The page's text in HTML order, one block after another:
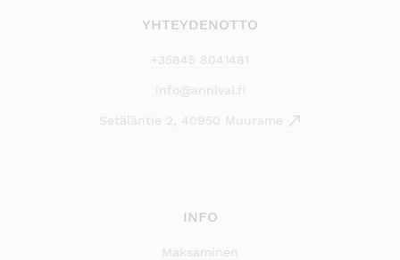
YHTEYDENOTTO
+35845 8041481
info@annival.fi
Setäläntie 2, 40950 Muurame
INFO
Maksaminen